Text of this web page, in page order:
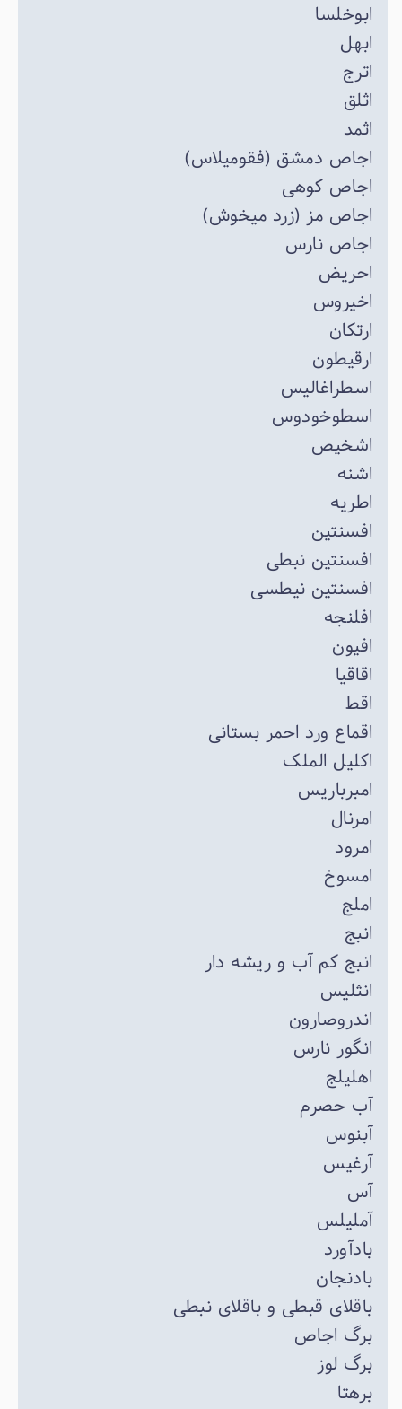
ابوخلسا
ابهل
اترج
اثلق
اثمد
اجاص دمشق (فقومیلاس)
اجاص کوهی
اجاص مز (زرد میخوش)
اجاص نارس
احریض
اخیروس
ارتکان
ارقیطون
اسطراغالیس
اسطوخودوس
اشخیص
اشنه
اطریه
افسنتین
افسنتین نبطی
افسنتین نیطسی
افلنجه
افیون
اقاقیا
اقط
اقماع ورد احمر بستانی
اکلیل الملک
امبرباریس
امرنال
امرود
امسوخ
املج
انبج
انبج کم آب و ریشه دار
انثلیس
اندروصارون
انگور نارس
اهلیلج
آب حصرم
آبنوس
آرغیس
آس
آملیلس
بادآورد
بادنجان
باقلای قبطی و باقلای نبطی
برگ اجاص
برگ لوز
برهتا